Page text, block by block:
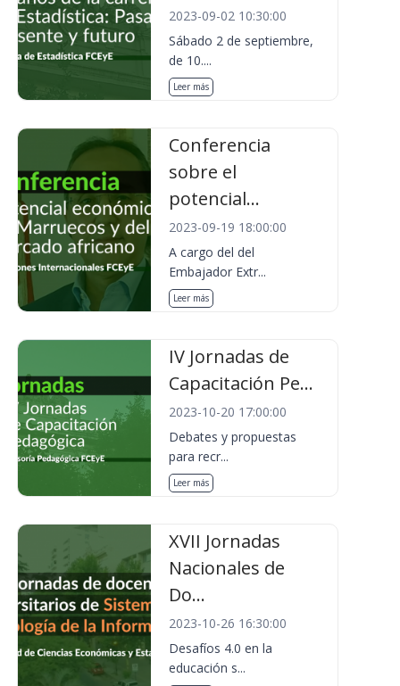
2023-09-02 10:30:00
Sábado 2 de septiembre,
de 10....
Leer más
Conferencia
sobre el
potencial...
2023-09-19 18:00:00
A cargo del del
Embajador Extr...
Leer más
IV Jornadas de
Capacitación Pe...
2023-10-20 17:00:00
Debates y propuestas
para recr...
Leer más
XVII Jornadas
Nacionales de
Do...
2023-10-26 16:30:00
Desafíos 4.0 en la
educación s...